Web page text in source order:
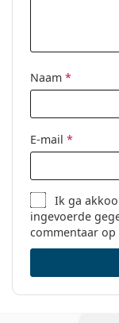
Code:
Naam *
E-mail *
Ik ga
ingevoerde
commentaar op